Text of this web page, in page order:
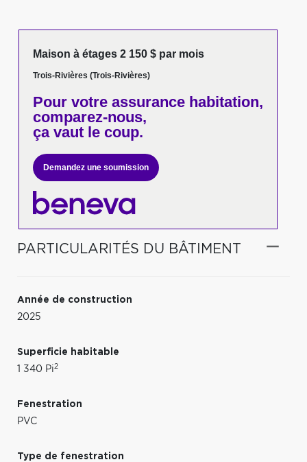
Maison à étages 2 150 $ par mois
Trois-Rivières (Trois-Rivières)
Pour votreassurance habitation,
comparez-nous,
ça vaut le coup.
Demandez une soumission
PARTICULARITÉS DU BÂTIMENT
Année de construction
2025
Superficie habitable
1 340 Pi2
Fenestration
PVC
Type de fenestration